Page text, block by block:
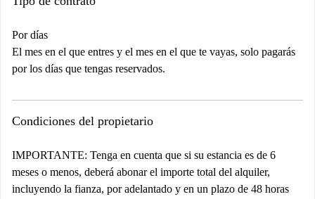
Por días
El mes en el que entres y el mes en el que te vayas, solo pagarás
por los días que tengas reservados.
Condiciones del propietario
IMPORTANTE: Tenga en cuenta que si su estancia es de 6
meses o menos, deberá abonar el importe total del alquiler,
incluyendo la fianza, por adelantado y en un plazo de 48 horas